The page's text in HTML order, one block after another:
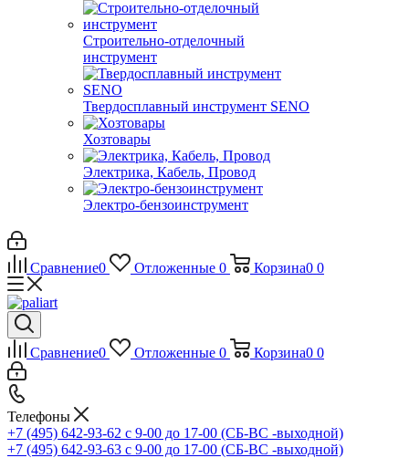
Строительно-отделочный
инструмент
Твердосплавный инструмент SENO
Хозтовары
Электрика, Кабель, Провод
Электро-бензоинструмент
Сравнение0 Отложенные 0 Корзина0 0
Сравнение0 Отложенные 0 Корзина0 0
Телефоны
+7 (495) 642-93-62 c 9-00 до 17-00 (СБ-ВС -выходной)
+7 (495) 642-93-63 c 9-00 до 17-00 (СБ-ВС -выходной)